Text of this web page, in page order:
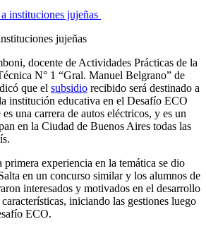
jujeñas
docente de Actividades Prácticas de la
N° 1 “Gral. Manuel Belgrano” de
que el subsidio recibido será destinado a
institución educativa en el Desafío ECO
una carrera de autos eléctricos, y es un
en la Ciudad de Buenos Aires todas las
experiencia en la temática se dio
en un concurso similar y los alumnos de
interesados y motivados en el desarrollo
iniciando las gestiones luego
ECO.